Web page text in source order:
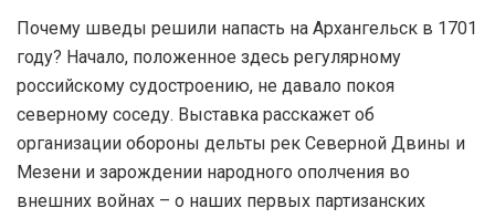
Почему шведы решили напасть на Архангельск в 1701
году? Начало, положенное здесь регулярному
российскому судостроению, не давало покоя
северному соседу. Выставка расскажет об
организации обороны дельты рек Северной Двины и
Мезени и зарождении народного ополчения во
внешних войнах – о наших первых партизанских